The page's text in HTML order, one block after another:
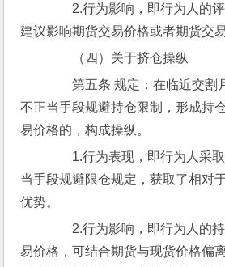
2.行为影响，即行为人的评
建议影响期货交易价格或者期货交易
（四）关于挤仓操纵
第五条 规定：在临近交割
不正当手段规避持仓限制，形成持
易价格的，构成操纵。
1.行为表现，即行为人采取
当手段规避限仓规定，获取了相对
优势。
2.行为影响，即行为人的持
易价格，可结合期货与现货价格偏